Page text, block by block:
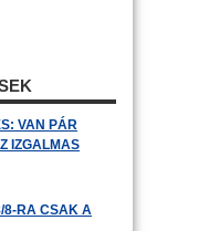
VAN PÁR
IZGALMAS
8-RA CSAK A